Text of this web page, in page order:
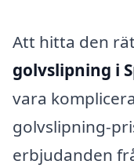
Att hitta den
golvslipning i
vara
golvslipning-
erbjudanden